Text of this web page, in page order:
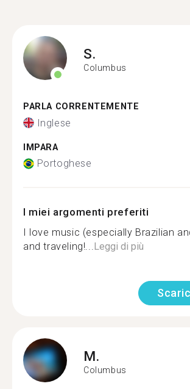
S.
Columbus
PARLA CORRENTEMENTE
Inglese
IMPARA
Portoghese
I miei argomenti preferiti
I love music (especially Brazilian
and traveling!...Leggi di più
M.
Columbus